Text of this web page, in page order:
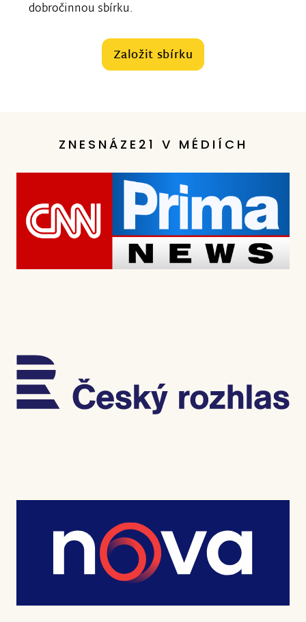
dobročinnou sbírku.
Založit sbírku
ZNESNÁZE21 V MÉDIÍCH